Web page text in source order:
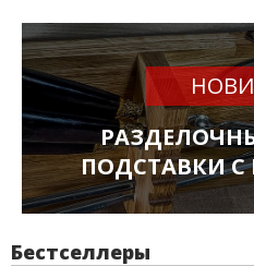
ПОДСТАВКИ
Бестселлеры